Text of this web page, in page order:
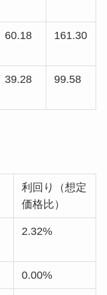
60.18 161.30
39.28 99.58
利回り（想定
価格比）
2.32%
0.00%